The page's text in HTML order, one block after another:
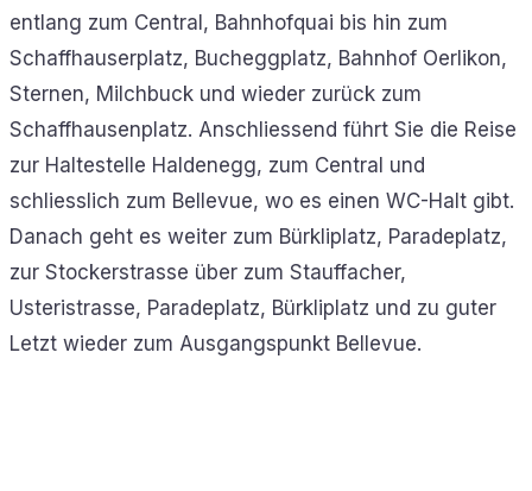
entlang zum Central, Bahnhofquai bis hin zum
Schaffhauserplatz, Bucheggplatz, Bahnhof Oerlikon,
Sternen, Milchbuck und wieder zurück zum
Schaffhausenplatz. Anschliessend führt Sie die Reise
zur Haltestelle Haldenegg, zum Central und
schliesslich zum Bellevue, wo es einen WC-Halt gibt.
Danach geht es weiter zum Bürkliplatz, Paradeplatz,
zur Stockerstrasse über zum Stauffacher,
Usteristrasse, Paradeplatz, Bürkliplatz und zu guter
Letzt wieder zum Ausgangspunkt Bellevue.